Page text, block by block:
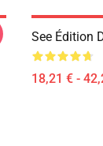
See Édition
18,21 € -